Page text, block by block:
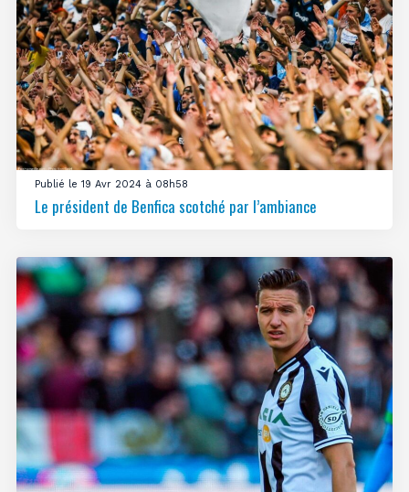
Publié le 19 Avr 2024 à 08h58
Le président de Benfica scotché par l’ambiance